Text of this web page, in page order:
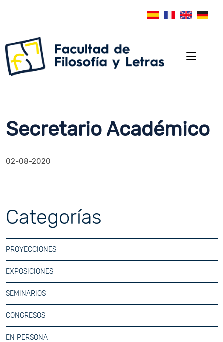
Secretario Académico
02-08-2020
Categorías
PROYECCIONES
EXPOSICIONES
SEMINARIOS
CONGRESOS
EN PERSONA